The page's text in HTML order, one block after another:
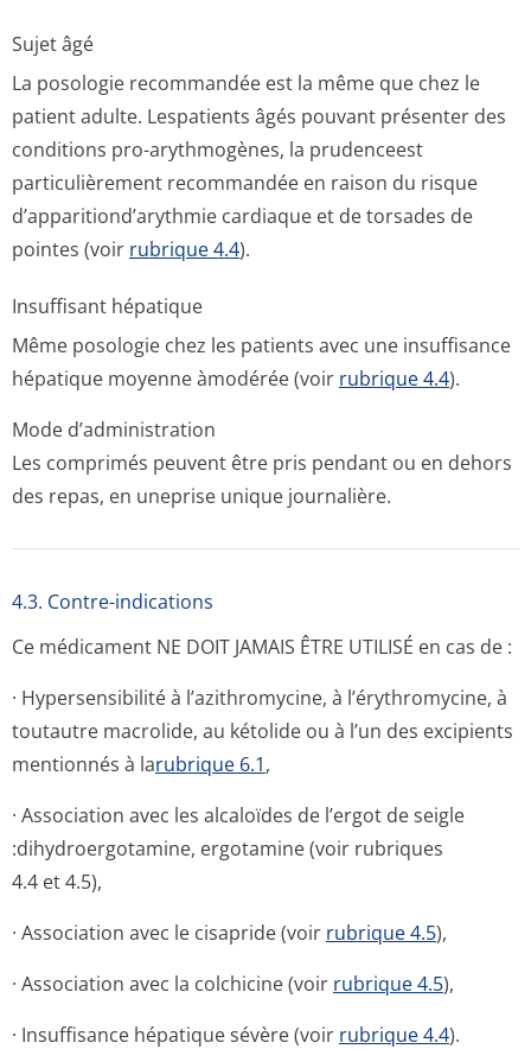
Sujet âgé
La posologie recommandée est la même que chez le
patient adulte. Lespatients âgés pouvant présenter des
conditions pro-arythmogènes, la prudenceest
particulièrement recommandée en raison du risque
d’apparitiond’a­rythmie cardiaque et de torsades de
pointes (voir rubrique 4.4).
Insuffisant hépatique
Même posologie chez les patients avec une insuffisance
hépatique moyenne àmodérée (voir rubrique 4.4).
Mode d’administration
Les comprimés peuvent être pris pendant ou en dehors
des repas, en uneprise unique journalière.
4.3. Contre-indications
Ce médicament NE DOIT JAMAIS ÊTRE UTILISÉ en cas de :
· Hypersensibilité à l’azithromycine, à l’érythromycine, à
toutautre macrolide, au kétolide ou à l’un des excipients
mentionnés à larubrique 6.1,
· Association avec les alcaloïdes de l’ergot de seigle
:dihydroergotamine, ergotamine (voir rubriques
4.4 et 4.5),
· Association avec le cisapride (voir rubrique 4.5),
· Association avec la colchicine (voir rubrique 4.5),
· Insuffisance hépatique sévère (voir rubrique 4.4).